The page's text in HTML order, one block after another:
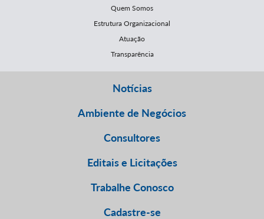
Quem Somos
Estrutura Organizacional
Atuação
Transparência
Notícias
Ambiente de Negócios
Consultores
Editais e Licitações
Trabalhe Conosco
Cadastre-se